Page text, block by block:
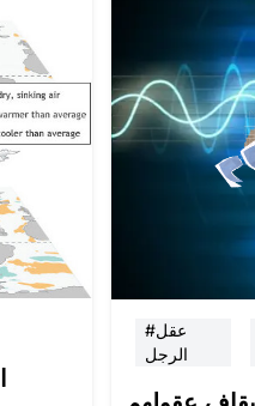
#عقل
الرجل